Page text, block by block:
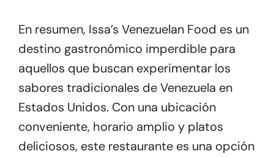
En resumen, Issa’s Venezuelan Food es un
destino gastronómico imperdible para
aquellos que buscan experimentar los
sabores tradicionales de Venezuela en
Estados Unidos. Con una ubicación
conveniente, horario amplio y platos
deliciosos, este restaurante es una opción